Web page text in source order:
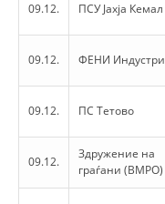
09.12. ПСУ Јахја Кемал
09.12. ФЕНИ Индустри
09.12. ПС Тетово
09.12.
Здружение на
граѓани (ВМРО)